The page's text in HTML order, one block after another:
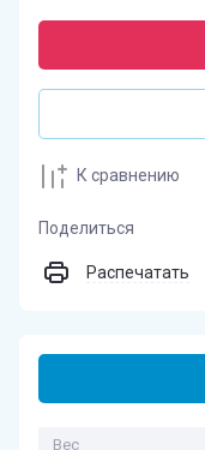
К сравнению
Поделиться
Распечатать
Вес